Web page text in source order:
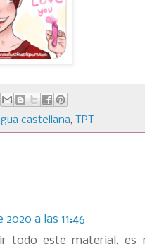
castellana, TPT
2020 a las 11:46
todo este material, es